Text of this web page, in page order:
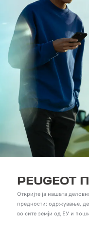
Откријте ја нашата
предности: одржување,
во сите земји од ЕУ и